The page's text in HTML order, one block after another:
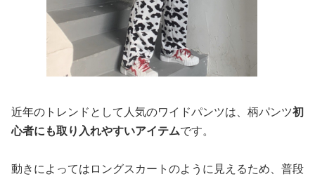
近年のトレンドとして人気のワイドパンツは、柄パンツ初
心者にも取り入れやすいアイテムです。
動きによってはロングスカートのように見えるため、普段